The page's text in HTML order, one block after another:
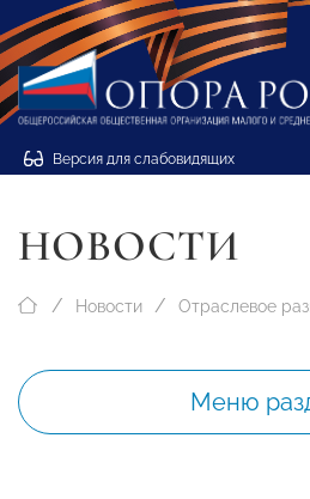
Версия для слабовидящих
НОВОСТИ
Новости Отраслевое
Меню